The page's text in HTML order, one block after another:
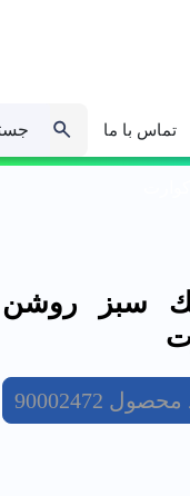
تماس با ما
سبز روشن
محصول 90002472